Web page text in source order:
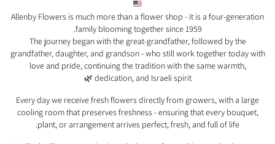
Allenby Flowers is much more than a flower shop - it is a four-generation
family blooming together since 1959.
The journey began with the great-grandfather, followed by the
grandfather, daughter, and grandson - who still work together today with
love and pride, continuing the tradition with the same warmth,
dedication, and Israeli spirit 🌿
Every day we receive fresh flowers directly from growers, with a large
cooling room that preserves freshness - ensuring that every bouquet,
plant, or arrangement arrives perfect, fresh, and full of life.